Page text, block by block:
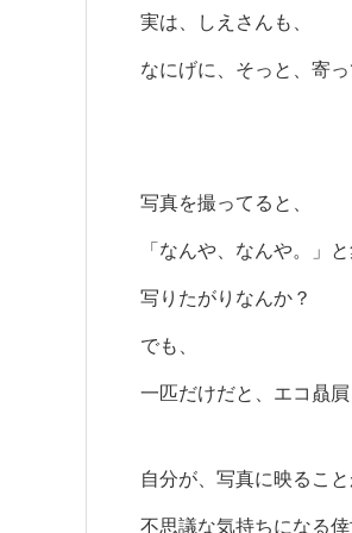
実は、しえさんも、
なにげに、そっと、寄っ
写真を撮ってると、
「なんや、なんや。」
写りたがりなんか？
でも、
一匹だけだと、エコ贔
自分が、写真に映るこ
不思議な気持ちになる倖